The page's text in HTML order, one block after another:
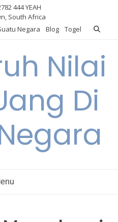
444 YEAH
South Africa
Negara
Blog Togel
Nilai
Di